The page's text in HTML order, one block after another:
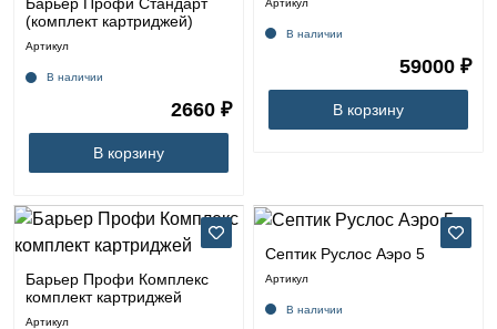
(комплект картриджей)
Артикул
В наличии
2660 ₽
В корзину
Артикул
В наличии
59000 ₽
В корзину
Барьер Профи Комплекс
комплект картриджей
Артикул
Септик Руслос Аэро 5
Артикул
В наличии